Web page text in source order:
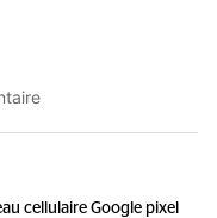
cellulaire Google pixel